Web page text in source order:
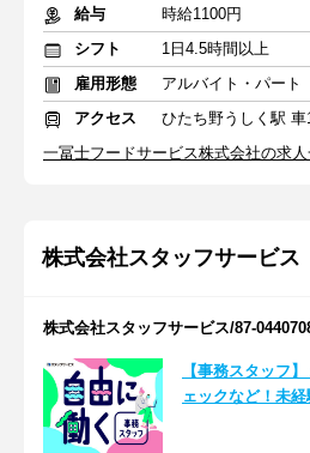
給与
時給1100円
シフト
1日4.5時間以上
雇用形態
アルバイト・パート
アクセス
ひたち野うしく駅 車
一冨士フードサービス株式会社の求
株式会社スタッフサービス
株式会社スタッフサービス/87-
【事務スタッフ
ェックなど！未経